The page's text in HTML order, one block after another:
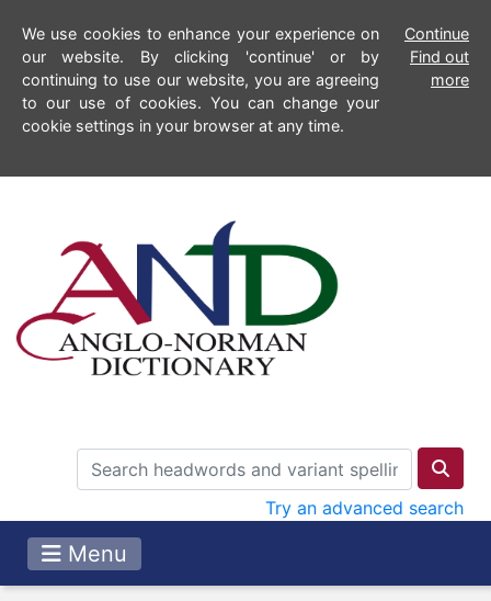
We use cookies to enhance your experience on
our website. By clicking 'continue' or by
continuing to use our website, you are agreeing
to our use of cookies. You can change your
cookie settings in your browser at any time.
Continue
Find out
more
Try an advanced search
Menu